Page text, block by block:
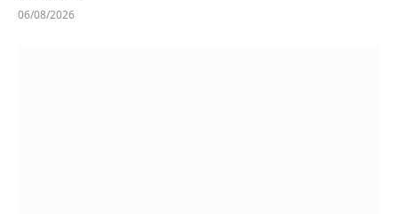
06/08/2026